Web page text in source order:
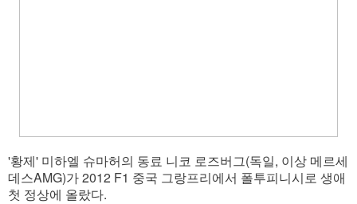
'황제' 미하엘 슈마허의 동료 니코 로즈버그(독일, 이상 메르세
데스AMG)가 2012 F1 중국 그랑프리에서 폴투피니시로 생애
첫 정상에 올랐다.